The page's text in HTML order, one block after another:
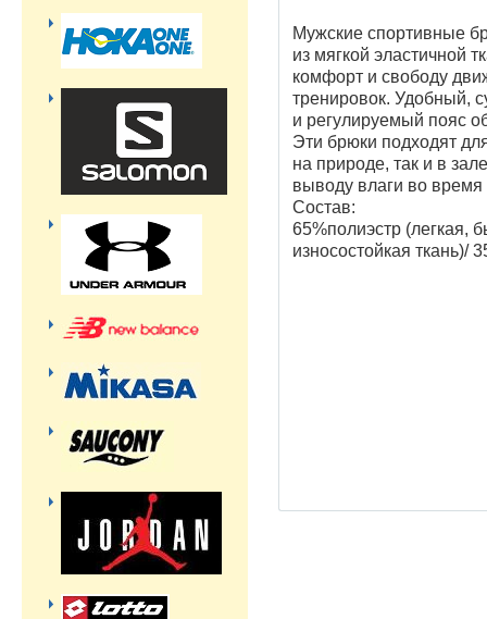
Мужские спортивные
из мягкой эластичной
комфорт и свободу
тренировок. Удобный,
и регулируемый пояс
Эти брюки подходят
на природе, так и в
выводу влаги во время
Состав:
65%полиэстр (легкая,
износостойкая ткань)/